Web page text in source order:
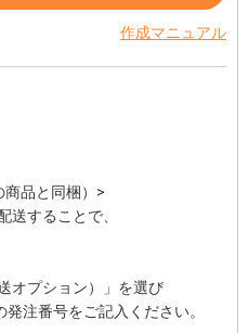
作成マニュアル
商品と同梱）>
送することで、
オプション）」を選び
注番号をご記入ください。